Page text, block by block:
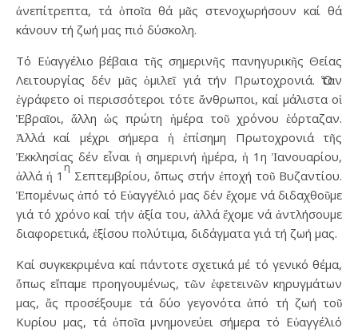
ἀνεπίτρεπτα, τά ὁποῖα θά μᾶς στενοχωρήσουν καί θά
κάνουν τή ζωή μας πιό δύσκολη.
Τό Εὐαγγέλιο βέβαια τῆς σημερινῆς πανηγυρικῆς Θείας
Λειτουργίας δέν μᾶς ὁμιλεῖ γιά τήν Πρωτοχρονιά. Ὅταν
ἐγράφετο οἱ περισσότεροι τότε ἄνθρωποι, καί μάλιστα οἱ
Ἑβραῖοι, ἄλλη ὡς πρώτη ἡμέρα τοῦ χρόνου ἑόρταζαν.
Ἀλλά καί μέχρι σήμερα ἡ ἐπίσημη Πρωτοχρονιά τῆς
Ἐκκλησίας δέν εἶναι ἡ σημερινή ἡμέρα, ἡ 1η Ἰανουαρίου,
ἀλλά ἡ 1
η
Σεπτεμβρίου, ὅπως στήν ἐποχή τοῦ Βυζαντίου.
Ἑπομένως ἀπό τό Εὐαγγέλιό μας δέν ἔχομε νά διδαχθοῦμε
γιά τό χρόνο καί τήν ἀξία του, ἀλλά ἔχομε νά ἀντλήσουμε
διαφορετικά, ἐξίσου πολύτιμα, διδάγματα γιά τή ζωή μας.
Καί συγκεκριμένα καί πάντοτε σχετικά μέ τό γενικό θέμα,
ὅπως εἴπαμε προηγουμένως, τῶν ἐφετεινῶν κηρυγμάτων
μας, ἄς προσέξουμε τά δύο γεγονότα ἀπό τή ζωή τοῦ
Κυρίου μας, τά ὁποῖα μνημονεύει σήμερα τό Εὐαγγέλιό